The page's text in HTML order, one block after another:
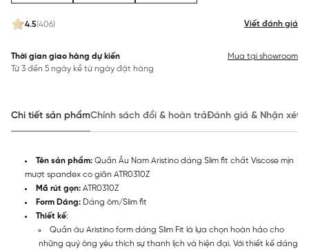
4.5(406) Viết đánh giá
Thời gian giao hàng dự kiến
Từ 3 đến 5 ngày kể từ ngày đặt hàng
Mua tại showroom
Chi tiết sản phẩmChính sách đổi & hoàn trảĐánh giá & Nhận xét
Tên sản phẩm: Quần Âu Nam Aristino dáng Slim fit chất Viscose mịn
mượt spandex co giãn ATR0310Z
Mã rút gọn: ATR0310Z
Form Dáng: Dáng ôm/Slim fit
Thiết kế:
Quần âu Aristino form dáng Slim Fit là lựa chọn hoàn hảo cho
những quý ông yêu thích sự thanh lịch và hiện đại. Với thiết kế dáng